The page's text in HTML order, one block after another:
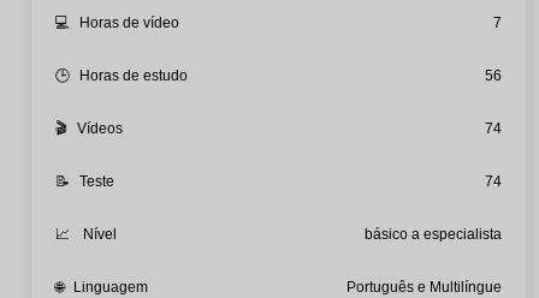
💻 Horas de vídeo 7
🕒 Horas de estudo 56
🎬 Vídeos 74
📝 Teste 74
📈 Nível básico a especialista
🌐 Linguagem Português e Multilíngue